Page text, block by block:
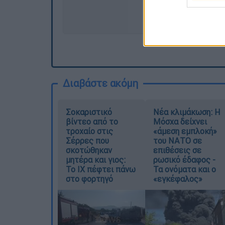
Διαβάστε ακόμη
Σοκαριστικό
βίντεο από το
τροχαίο στις
Σέρρες που
σκοτώθηκαν
μητέρα και γιος:
Το ΙΧ πέφτει πάνω
στο φορτηγό
Νέα κλιμάκωση: Η
Μόσχα δείχνει
«άμεση εμπλοκή»
του ΝΑΤΟ σε
επιθέσεις σε
ρωσικό έδαφος -
Τα ονόματα και ο
«εγκέφαλος»